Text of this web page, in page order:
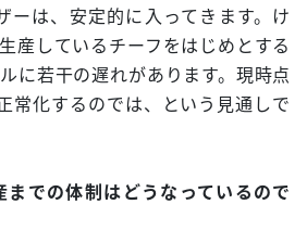
ーは、安定的に入ってきます。け
産しているチーフをはじめとする
に若干の遅れがあります。現時点
常化するのでは、という見通しで
での体制はどうなっているので